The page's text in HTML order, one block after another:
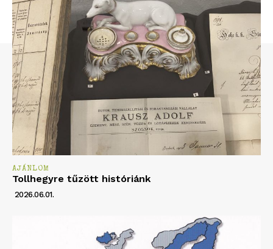
AJÁNLOM
Tollhegyre tűzött históriánk
2026.06.01.